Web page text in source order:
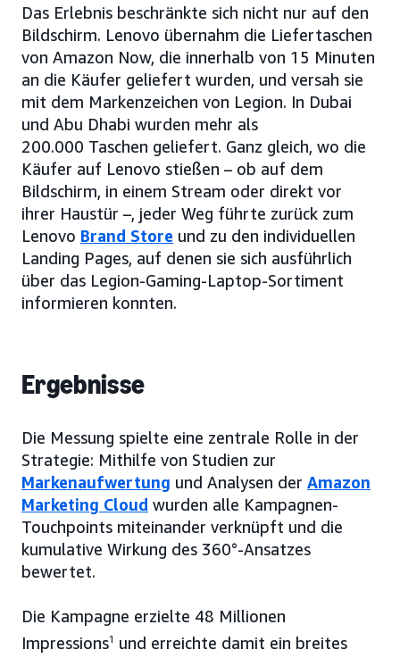
Das Erlebnis beschränkte sich nicht nur auf den
Bildschirm. Lenovo übernahm die Liefertaschen
von Amazon Now, die innerhalb von 15 Minuten
an die Käufer geliefert wurden, und versah sie
mit dem Markenzeichen von Legion. In Dubai
und Abu Dhabi wurden mehr als
200.000 Taschen geliefert. Ganz gleich, wo die
Käufer auf Lenovo stießen – ob auf dem
Bildschirm, in einem Stream oder direkt vor
ihrer Haustür –, jeder Weg führte zurück zum
Lenovo Brand Store und zu den individuellen
Landing Pages, auf denen sie sich ausführlich
über das Legion-Gaming-Laptop-Sortiment
informieren konnten.
Ergebnisse
Die Messung spielte eine zentrale Rolle in der
Strategie: Mithilfe von Studien zur
Markenaufwertung und Analysen der Amazon
Marketing Cloud wurden alle Kampagnen-
Touchpoints miteinander verknüpft und die
kumulative Wirkung des 360°-Ansatzes
bewertet.
Die Kampagne erzielte 48 Millionen
Impressions1
und erreichte damit ein breites